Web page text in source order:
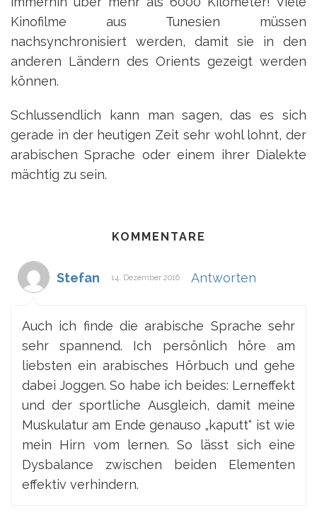
Kinofilme aus Tunesien müssen
nachsynchronisiert werden, damit sie in den
anderen Ländern des Orients gezeigt werden
können.
Schlussendlich kann man sagen, das es sich
gerade in der heutigen Zeit sehr wohl lohnt, der
arabischen Sprache oder einem ihrer Dialekte
mächtig zu sein.
KOMMENTARE
Stefan 14. Dezember 2016 Antworten
Auch ich finde die arabische Sprache sehr
sehr spannend. Ich persönlich höre am
liebsten ein arabisches Hörbuch und gehe
dabei Joggen. So habe ich beides: Lerneffekt
und der sportliche Ausgleich, damit meine
Muskulatur am Ende genauso „kaputt“ ist wie
mein Hirn vom lernen. So lässt sich eine
Dysbalance zwischen beiden Elementen
effektiv verhindern.